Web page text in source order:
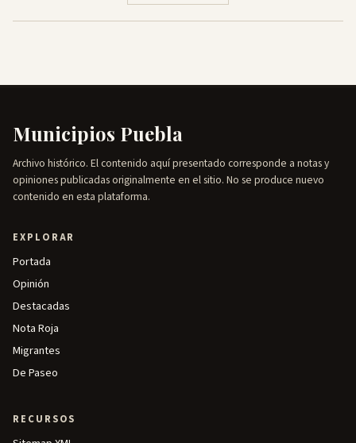
Municipios Puebla
Archivo histórico. El contenido aquí presentado corresponde a notas y
opiniones publicadas originalmente en el sitio. No se produce nuevo
contenido en esta plataforma.
EXPLORAR
Portada
Opinión
Destacadas
Nota Roja
Migrantes
De Paseo
RECURSOS